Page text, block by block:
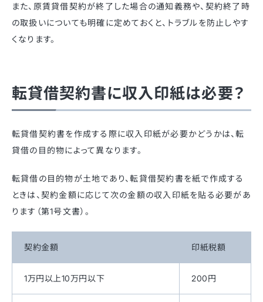
また、原賃貸借契約が終了した場合の通知義務や、契約終了時
の取扱いについても明確に定めておくと、トラブルを防止しやす
くなります。
転貸借契約書に収入印紙は必要？
転貸借契約書を作成する際に収入印紙が必要かどうかは、転
貸借の目的物によって異なります。
転貸借の目的物が土地であり、転貸借契約書を紙で作成する
ときは、契約金額に応じて次の金額の収入印紙を貼る必要があ
ります（第1号文書）。
契約金額 印紙税額
1万円以上10万円以下 200円